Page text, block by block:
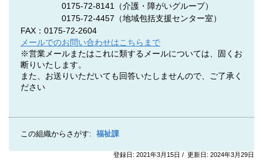
0175-72-8141 （介護・障がいグループ）
0175-72-4457 （地域包括支援センター室）
FAX：0175-72-2604
メールでのお問い合わせはこちらまで
※営業メールまたはこれに類するメールについては、固くお
断りいたします。
また、お送りいただいても回答いたしませんので、ご了承く
ださい
この組織からさがす: 福祉課
登録日: 2021年3月15日 / 更新日: 2024年3月29日